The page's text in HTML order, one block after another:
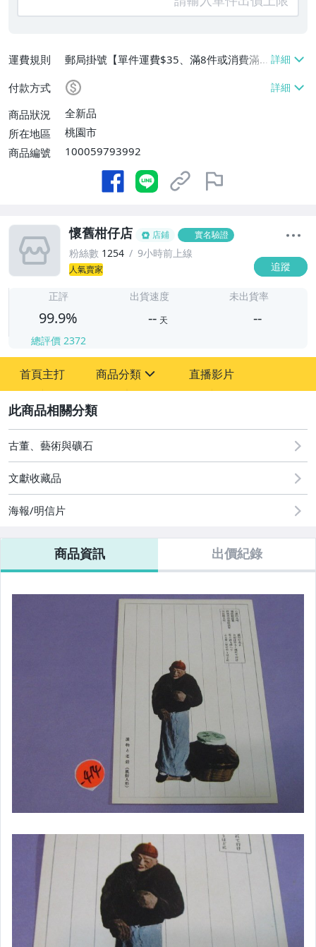
運費規則
郵局掛號【單件運費$35、滿8件或消費滿
$3500免運費】
付款方式
商品狀況
全新品
所在地區
桃園市
商品編號
100059793992
懷舊柑仔店 店鋪 實名驗證
粉絲數 1254 9小時前上線
人氣賣家 追蹤
正評
99.9%
總評價 2372
出貨速度
-- 天
未出貨率
--
首頁主打 商品分類
其它
直播影片
古董、藝術與礦石
文獻收藏品
海報/明信片
商品資訊 出價紀錄